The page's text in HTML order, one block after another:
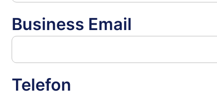
Business Email
Telefon